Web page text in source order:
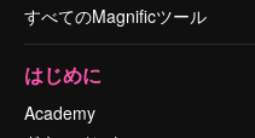
すべてのMagnificツール
はじめに
Academy